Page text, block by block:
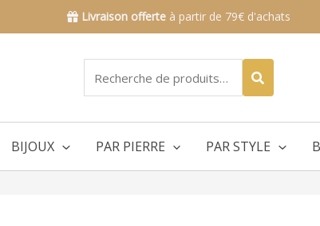
Livraison offerte à partir de 79€ d'achats
pour :
BIJOUX PAR PIERRE PAR STYLE